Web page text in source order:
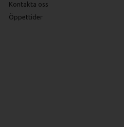
Kontakta oss
Öppettider